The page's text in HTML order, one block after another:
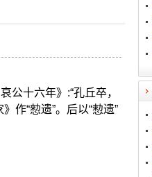
公十六年》:“孔丘卒，
作“愸遗”。后以“愸遗”